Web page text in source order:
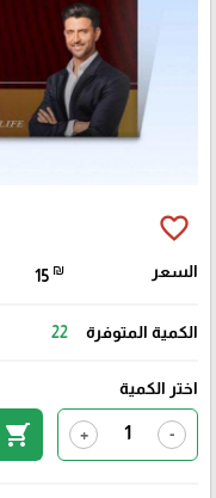
favorite_border
السعر 15 ₪
الكمية المتوفرة 22
اختر الكمية
-
+
shopping_cart